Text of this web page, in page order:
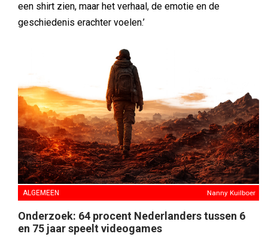
een shirt zien, maar het verhaal, de emotie en de
geschiedenis erachter voelen.’
ALGEMEEN Nanny Kuilboer
Onderzoek: 64 procent Nederlanders tussen 6
en 75 jaar speelt videogames